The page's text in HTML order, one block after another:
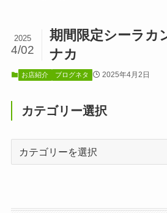
期間限定シーラ
ナカ
2025
4/02
お店紹介 ブログネタ 2025年4月2日
カテゴリー選択
ー